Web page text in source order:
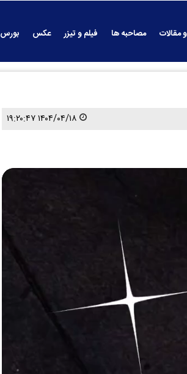
مقالات مصاحبه ها فیلم و تیزر عکس بورس
۱۴۰۴/۰۴/۱۸ ۱۹:۲۰:۴۷